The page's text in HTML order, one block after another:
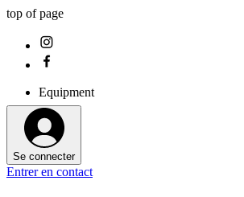
top of page
Equipment
Se connecter
Entrer en contact